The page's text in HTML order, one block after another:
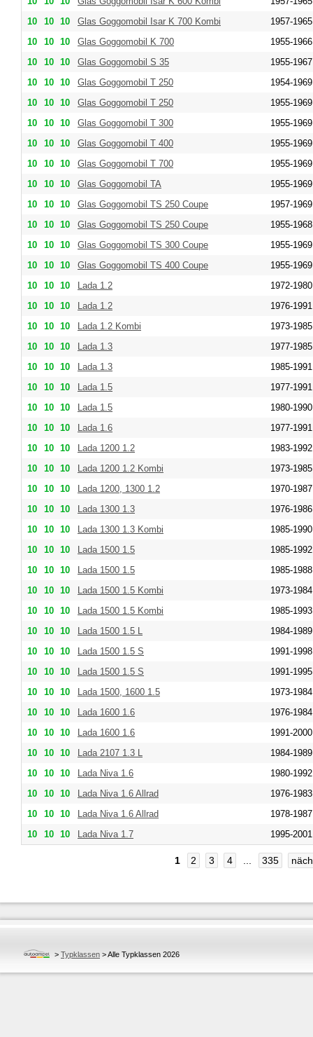
10
10 10 Glas Goggomobil Isar K 700 Kombi
1957-1965
10
10 10 Glas Goggomobil K 700
1955-1966
10
10 10 Glas Goggomobil S 35
1955-1967
10
10 10 Glas Goggomobil T 250
1954-1969
10
10 10 Glas Goggomobil T 250
1955-1969
10
10 10 Glas Goggomobil T 300
1955-1969
10
10 10 Glas Goggomobil T 400
1955-1969
10
10 10 Glas Goggomobil T 700
1955-1969
10
10 10 Glas Goggomobil TA
1955-1969
10
10 10 Glas Goggomobil TS 250 Coupe
1957-1969
10
10 10 Glas Goggomobil TS 250 Coupe
1955-1968
10
10 10 Glas Goggomobil TS 300 Coupe
1955-1969
10
10 10 Glas Goggomobil TS 400 Coupe
1955-1969
10
10 10 Lada 1.2
1972-1980
10
10 10 Lada 1.2
1976-1991
10
10 10 Lada 1.2 Kombi
1973-1985
10
10 10 Lada 1.3
1977-1985
10
10 10 Lada 1.3
1985-1991
10
10 10 Lada 1.5
1977-1991
10
10 10 Lada 1.5
1980-1990
10
10 10 Lada 1.6
1977-1991
10
10 10 Lada 1200 1.2
1983-1992
10
10 10 Lada 1200 1.2 Kombi
1973-1985
10
10 10 Lada 1200, 1300 1.2
1970-1987
10
10 10 Lada 1300 1.3
1976-1986
10
10 10 Lada 1300 1.3 Kombi
1985-1990
10
10 10 Lada 1500 1.5
1985-1992
10
10 10 Lada 1500 1.5
1985-1988
10
10 10 Lada 1500 1.5 Kombi
1973-1984
10
10 10 Lada 1500 1.5 Kombi
1985-1993
10
10 10 Lada 1500 1.5 L
1984-1989
10
10 10 Lada 1500 1.5 S
1991-1998
10
10 10 Lada 1500 1.5 S
1991-1995
10
10 10 Lada 1500, 1600 1.5
1973-1984
10
10 10 Lada 1600 1.6
1976-1984
10
10 10 Lada 1600 1.6
1991-2000
10
10 10 Lada 2107 1.3 L
1984-1989
10
10 10 Lada Niva 1.6
1980-1992
10
10 10 Lada Niva 1.6 Allrad
1976-1983
10
10 10 Lada Niva 1.6 Allrad
1978-1987
10
10 10 Lada Niva 1.7 1995-2001
1 2 3 4 ... 335
> Typklassen >Alle Typklassen 2026